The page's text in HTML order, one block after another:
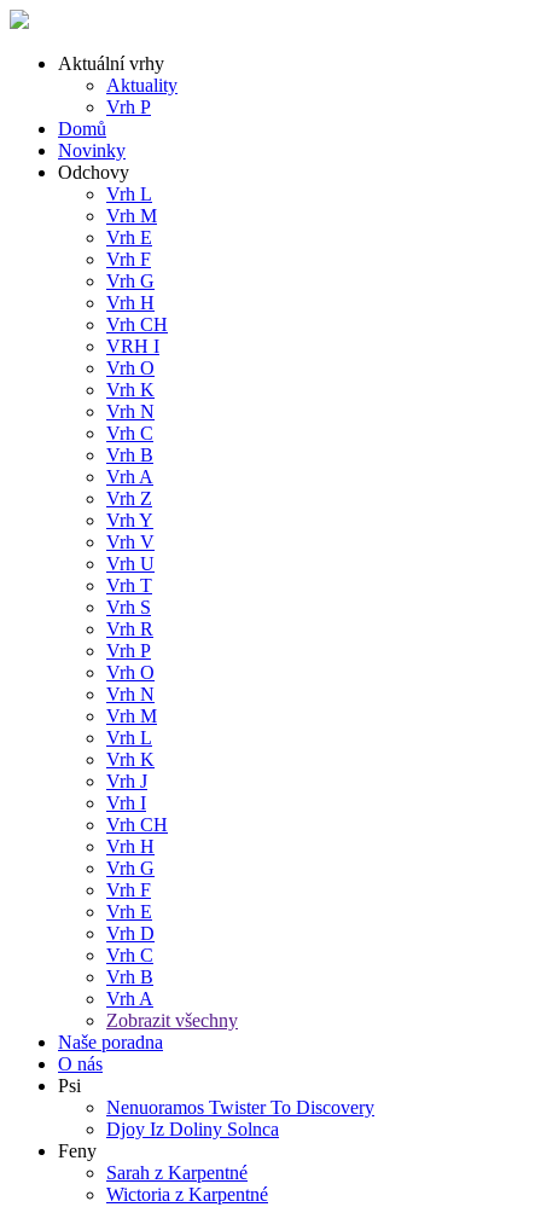
Aktuální vrhy
Aktuality
Vrh P
Domů
Novinky
Odchovy
Vrh L
Vrh M
Vrh E
Vrh F
Vrh G
Vrh H
Vrh CH
VRH I
Vrh O
Vrh K
Vrh N
Vrh C
Vrh B
Vrh A
Vrh Z
Vrh Y
Vrh V
Vrh U
Vrh T
Vrh S
Vrh R
Vrh P
Vrh O
Vrh N
Vrh M
Vrh L
Vrh K
Vrh J
Vrh I
Vrh CH
Vrh H
Vrh G
Vrh F
Vrh E
Vrh D
Vrh C
Vrh B
Vrh A
Zobrazit všechny
Naše poradna
O nás
Psi
Nenuoramos Twister To Discovery
Djoy Iz Doliny Solnca
Feny
Sarah z Karpentné
Wictoria z Karpentné